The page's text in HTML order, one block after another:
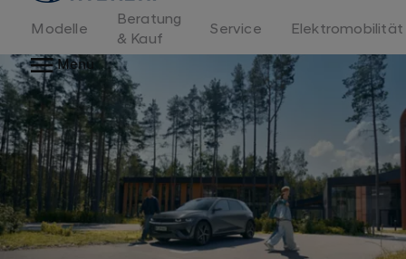
Modelle
Beratung
& Kauf
Service
Elektromobilität
Menu